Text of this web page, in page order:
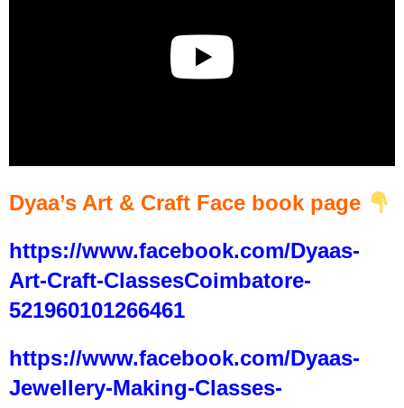
Dyaa’s Art & Craft Face book page
https://www.facebook.com/Dyaas-
Art-Craft-ClassesCoimbatore-
521960101266461
https://www.facebook.com/Dyaas-
Jewellery-Making-Classes-